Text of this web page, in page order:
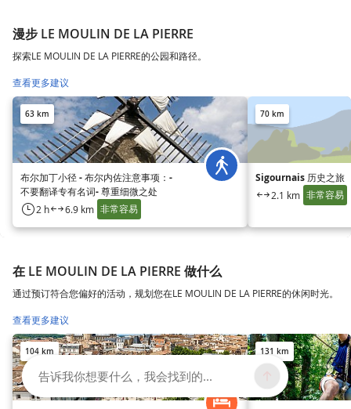
漫步 LE MOULIN DE LA PIERRE
探索LE MOULIN DE LA PIERRE的公园和路径。
查看更多建议
63 km
布尔加丁小径 - 布尔内佐注意事项：-
不要翻译专有名词- 尊重细微之处
2 h 6.9 km 非常容易
70 km
Sigournais 历史之旅
2.1 km 非常容易
在 LE MOULIN DE LA PIERRE 做什么
通过预订符合您偏好的活动，规划您在LE MOULIN DE LA PIERRE的休闲时光。
查看更多建议
104 km 131 km
告诉我你想要什么，我会找到的...